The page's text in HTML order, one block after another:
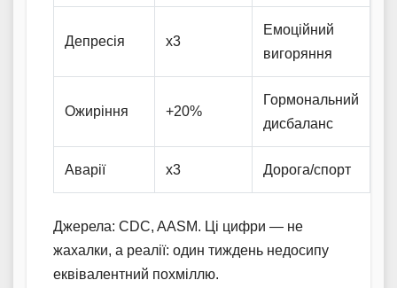
Депресія x3
Емоційний
вигоряння
Ожиріння +20%
Гормональний
дисбаланс
Аварії x3 Дорога/спорт
Джерела: CDC, AASM. Ці цифри — не
жахалки, а реалії: один тиждень недосипу
еквівалентний похміллю.